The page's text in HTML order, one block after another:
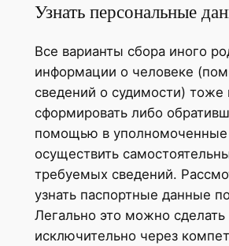
Узнать персональные
Все варианты сбора иного
информации о человеке
сведений о судимости)
сформировать либо
помощью в уполномоченные
осуществить
требуемых сведений.
узнать паспортные данные
Легально это можно сделать
исключительно через